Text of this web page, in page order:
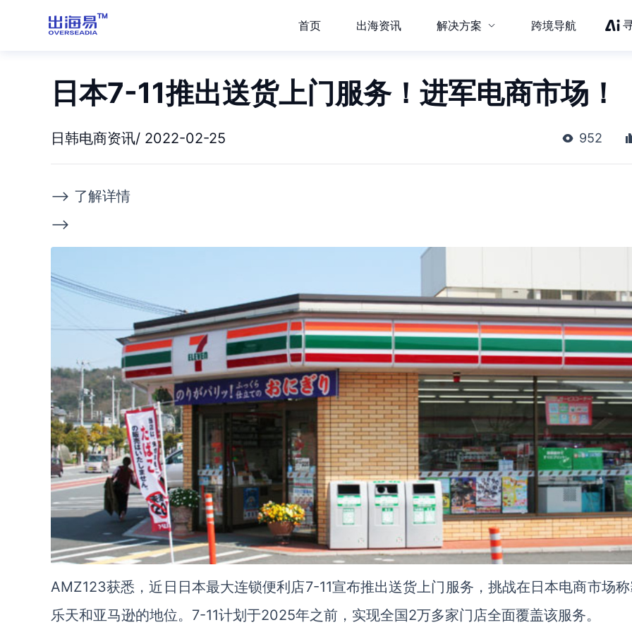
首页 出海资讯 解决方案 跨境导航
日本7-11推出送货上门服务！进军电商市场！
日韩电商资讯/ 2022-02-25 952
--> 了解详情
-->
AMZ123获悉，近日日本最大连锁便利店7-11宣布推出送货上门服务，挑战在日本电商市场
乐天和亚马逊的地位。7-11计划于2025年之前，实现全国2万多家门店全面覆盖该服务。